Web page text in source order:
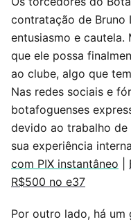
contratação de Bruno
entusiasmo e cautela.
que ele possa
ao clube, algo que
Nas redes sociais e
botafoguenses
devido ao trabalho
sua experiência
com PIX instantâneo
R$500 no e37
Por outro lado, há